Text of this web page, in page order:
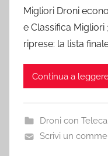
Migliori Droni
e Classifica
riprese: la lista
Continua a
Droni con
Scrivi un